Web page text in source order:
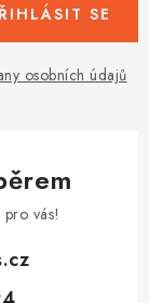
osobních údajů
SE
vás!